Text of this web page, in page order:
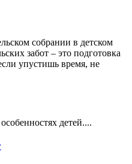
собрании в детском
забот – это подготовка
упустишь время, не
детей....